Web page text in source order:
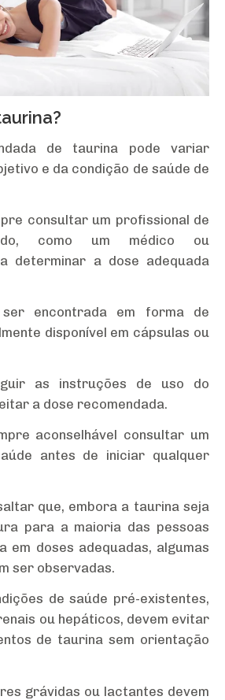
de taurina pode variar
e da condição de saúde de
consultar um profissional de
como um médico ou
determinar a dose adequada
encontrada em forma de
disponível em cápsulas ou
as instruções de uso do
a dose recomendada.
aconselhável consultar um
antes de iniciar qualquer
que, embora a taurina seja
para a maioria das pessoas
em doses adequadas, algumas
ser observadas.
de saúde pré-existentes,
ou hepáticos, devem evitar
de taurina sem orientação
grávidas ou lactantes devem